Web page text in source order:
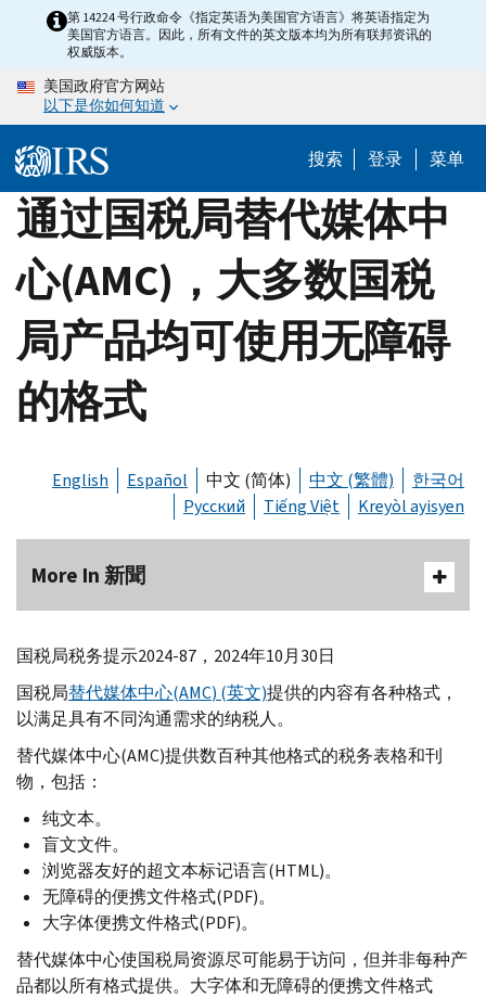
content
第 14224 号行政命令《指定英语为美国官方语言》将英语指定为
美国官方语言。因此，所有文件的英文版本均为所有联邦资讯的
权威版本。
美国政府官方网站
以下是你如何知道
搜索 登录 菜单
通过国税局替代媒体中
心(AMC)，大多数国税
局产品均可使用无障碍
的格式
English Español 中文 (简体) 中文 (繁體)
한국어
Русский
Tiếng Việt Kreyòl ayisyen
More In 新聞
国税局税务提示2024-87，2024年10月30日
国税局替代媒体中心(AMC) (英文)提供的内容有各种格式，
以满足具有不同沟通需求的纳税人。
替代媒体中心(AMC)提供数百种其他格式的税务表格和刊
物，包括：
纯文本。
盲文文件。
浏览器友好的超文本标记语言(HTML)。
无障碍的便携文件格式(PDF)。
大字体便携文件格式(PDF)。
替代媒体中心使国税局资源尽可能易于访问，但并非每种产
品都以所有格式提供。大字体和无障碍的便携文件格式